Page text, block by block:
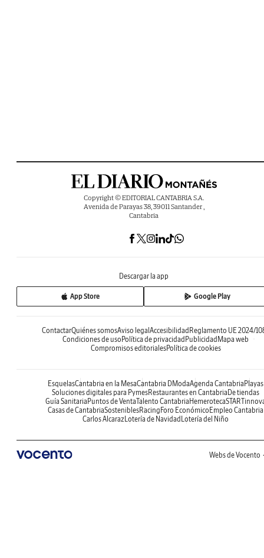
Copyright © EDITORIAL CANTABRIA S.A.
Avenida de Parayas 38, 39011 Santander ,
Cantabria
Descargar la app
App Store Google Play
ContactarQuiénes somosAviso legalAccesibilidadReglamento UE 2024/
Condiciones de usoPolítica de privacidadPublicidadMapa web
Compromisos editorialesPolítica de cookies
EsquelasCantabria en la MesaCantabria DModaAgenda CantabriaPlayas
Soluciones digitales para PymesRestaurantes en CantabriaDe tiendas
Guía SanitariaPuntos de VentaTalento CantabriaHemeroteca
Casas de CantabriaSosteniblesRacingForo EconómicoEmpleo Cantabria
Carlos AlcarazLotería de NavidadLotería del Niño
Webs de Vocento